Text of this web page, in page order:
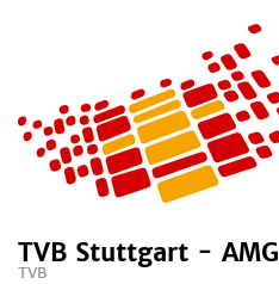
TVB Stuttgart - AMG
TVB